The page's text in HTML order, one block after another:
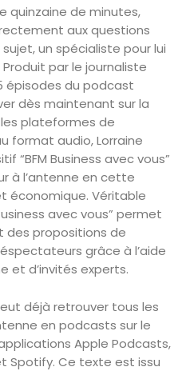
quinzaine de minutes,
aux questions
un spécialiste pour lui
par le journaliste
épisodes du podcast
dès maintenant sur la
plateformes de
format audio, Lorraine
“BFM Business avec vous”
à l’antenne en cette
économique. Véritable
avec vous” permet
des propositions de
grâce à l’aide
et d’invités experts.
déjà retrouver tous les
en podcasts sur le
Apple Podcasts,
Spotify. Ce texte est issu